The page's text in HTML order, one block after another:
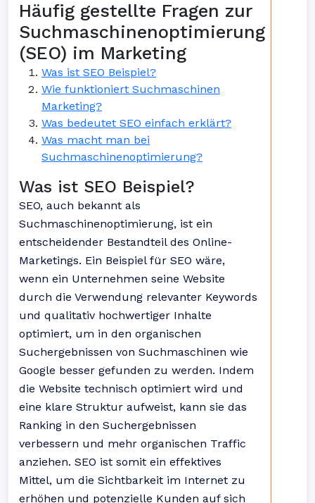
Häufig gestellte Fragen zur
Suchmaschinenoptimierung
(SEO) im Marketing
Was ist SEO Beispiel?
Wie funktioniert Suchmaschinen
Marketing?
Was bedeutet SEO einfach erklärt?
Was macht man bei
Suchmaschinenoptimierung?
Was ist SEO Beispiel?
SEO, auch bekannt als
Suchmaschinenoptimierung, ist ein
entscheidender Bestandteil des Online-
Marketings. Ein Beispiel für SEO wäre,
wenn ein Unternehmen seine Website
durch die Verwendung relevanter Keywords
und qualitativ hochwertiger Inhalte
optimiert, um in den organischen
Suchergebnissen von Suchmaschinen wie
Google besser gefunden zu werden. Indem
die Website technisch optimiert wird und
eine klare Struktur aufweist, kann sie das
Ranking in den Suchergebnissen
verbessern und mehr organischen Traffic
anziehen. SEO ist somit ein effektives
Mittel, um die Sichtbarkeit im Internet zu
erhöhen und potenzielle Kunden auf sich